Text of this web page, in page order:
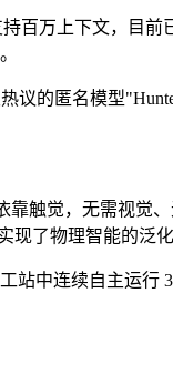
百万上下文，目
议的匿名模型
触觉，无需视觉
现了物理智能的泛化
中连续自主运行